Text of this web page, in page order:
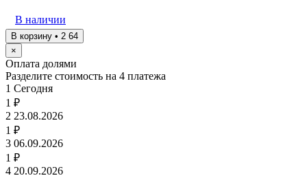
В наличии
В корзину • 2 64
×
Оплата долями
Разделите стоимость на 4 платежа
1 Сегодня
1 ₽
2 23.08.2026
1 ₽
3 06.09.2026
1 ₽
4 20.09.2026